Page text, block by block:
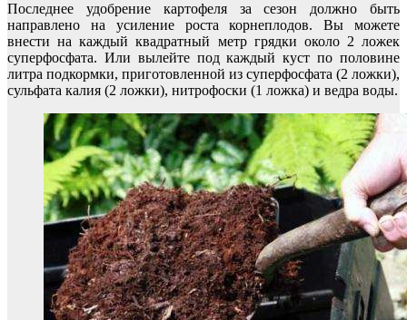
Последнее удобрение картофеля за сезон должно быть
направлено на усиление роста корнеплодов. Вы можете
внести на каждый квадратный метр грядки около 2 ложек
суперфосфата. Или вылейте под каждый куст по половине
литра подкормки, приготовленной из суперфосфата (2 ложки),
сульфата калия (2 ложки), нитрофоски (1 ложка) и ведра воды.